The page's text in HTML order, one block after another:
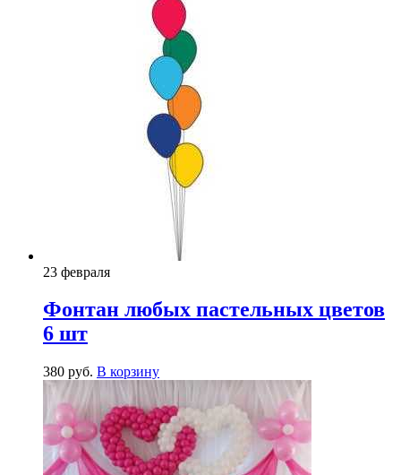
23 февраля
Фонтан любых пастельных цветов
6 шт
380 руб. В корзину